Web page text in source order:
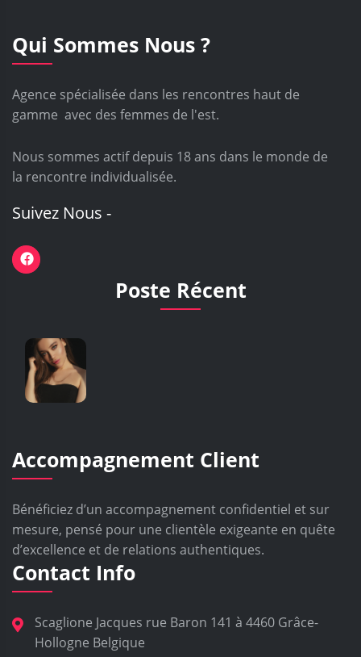
Qui Sommes Nous ?
Agence spécialisée dans les rencontres haut de
gamme avec des femmes de l'est.
Nous sommes actif depuis 18 ans dans le monde de
la rencontre individualisée.
Suivez Nous -
Poste Récent
Accompagnement Client
Bénéficiez d’un accompagnement confidentiel et sur
mesure, pensé pour une clientèle exigeante en quête
d’excellence et de relations authentiques.
Contact Info
Scaglione Jacques rue Baron 141 à 4460 Grâce-
Hollogne Belgique